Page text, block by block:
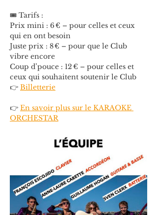
🎟️ Tarifs :
Prix mini : 6 € – pour celles et ceux
qui en ont besoin
Juste prix : 8 € – pour que le Club
vibre encore
Coup d’pouce : 12 € – pour celles et
ceux qui souhaitent soutenir le Club
👉 Billetterie
👉 En savoir plus sur le KARAOKE
ORCHESTAR